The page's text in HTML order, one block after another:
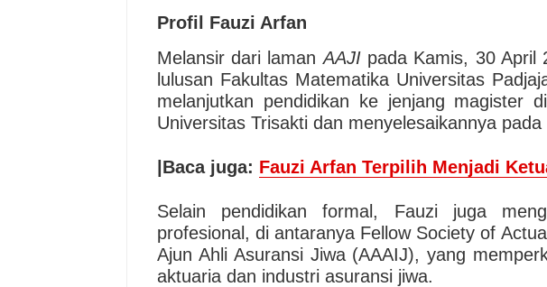
Profil Fauzi Arfan
Melansir dari lamanAAJIpada Kamis, 30 April
lulusan Fakultas Matematika Universitas
melanjutkan pendidikan ke jenjang magister
Universitas Trisakti dan menyelesaikannya pada
|Baca juga: Fauzi Arfan Terpilih Menjadi
Selain pendidikan formal, Fauzi juga
profesional, di antaranya Fellow Society of
Ajun Ahli Asuransi Jiwa (AAAIJ), yang
aktuaria dan industri asuransi jiwa.